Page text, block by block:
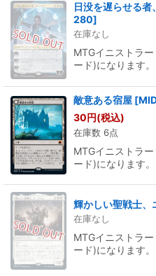
日没を遅らせる者
280]
在庫なし
MTGイニストラ
ード)になります。
敵意ある宿屋 [
30円(税込)
在庫数 6点
MTGイニストラ
ード)になります。
輝かしい聖戦士、
在庫なし
MTGイニストラ
ード)になります。